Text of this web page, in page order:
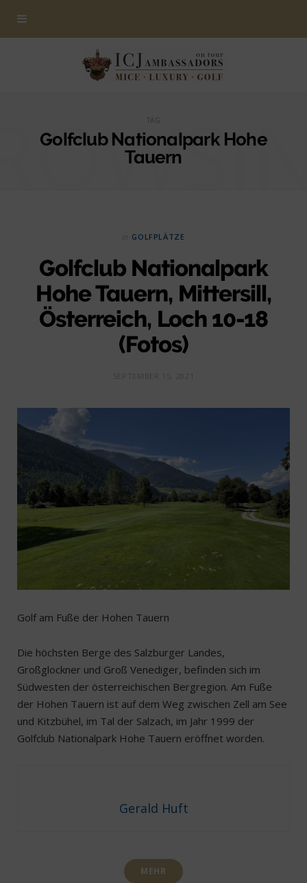
TAG
Golfclub Nationalpark Hohe
Tauern
GOLFPLÄTZE
Golfclub Nationalpark
Hohe Tauern, Mittersill,
Österreich, Loch 10-18
(Fotos)
Golf am Fuße der Hohen Tauern
Die höchsten Berge des Salzburger Landes,
Großglockner und Groß Venediger, befinden sich im
Südwesten der österreichischen Bergregion. Am Fuße
der Hohen Tauern ist auf dem Weg zwischen Zell am See
und Kitzbühel, im Tal der Salzach, im Jahr 1999 der
Golfclub Nationalpark Hohe Tauern eröffnet worden.
Gerald Huft
MEHR